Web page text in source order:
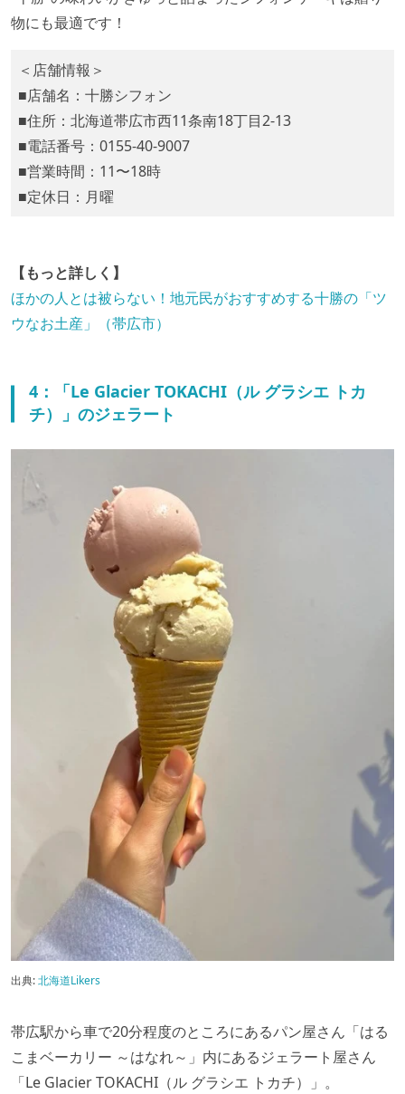
物にも最適です！
＜店舗情報＞
■店舗名：十勝シフォン
■住所：北海道帯広市西11条南18丁目2-13
■電話番号：0155-40-9007
■営業時間：11〜18時
■定休日：月曜
【もっと詳しく】
ほかの人とは被らない！地元民がおすすめする十勝の「ツ
ウなお土産」（帯広市）
4：「Le Glacier TOKACHI（ル グラシエ トカ
チ）」のジェラート
出典:北海道Likers
帯広駅から車で20分程度のところにあるパン屋さん「はる
こまベーカリー ～はなれ～」内にあるジェラート屋さん
「Le Glacier TOKACHI（ル グラシエ トカチ）」。